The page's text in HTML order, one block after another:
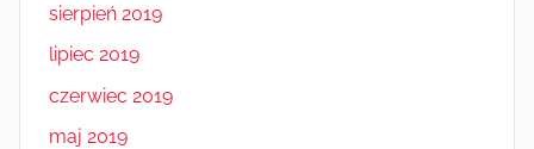
sierpień 2019
lipiec 2019
czerwiec 2019
maj 2019